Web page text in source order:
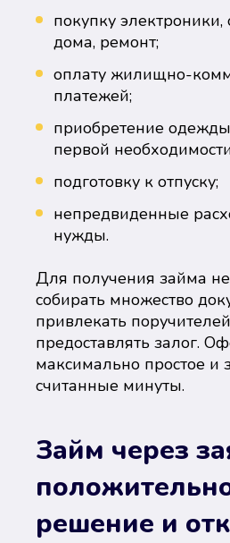
покупку электроники,
дома, ремонт;
оплату жилищно-
платежей;
приобретение
первой
подготовку к отпуску;
непредвиденные
нужды.
Для получения займа не
собирать множество
привлекать
предоставлять залог.
максимально простое и
считанные минуты.
Займ через
решение и